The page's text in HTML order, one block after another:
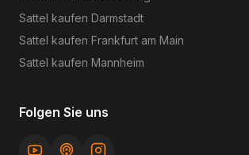
Sattel kaufen Darmstadt
Sattel kaufen Frankfurt am Main
Sattel kaufen Mannheim
Folgen Sie uns